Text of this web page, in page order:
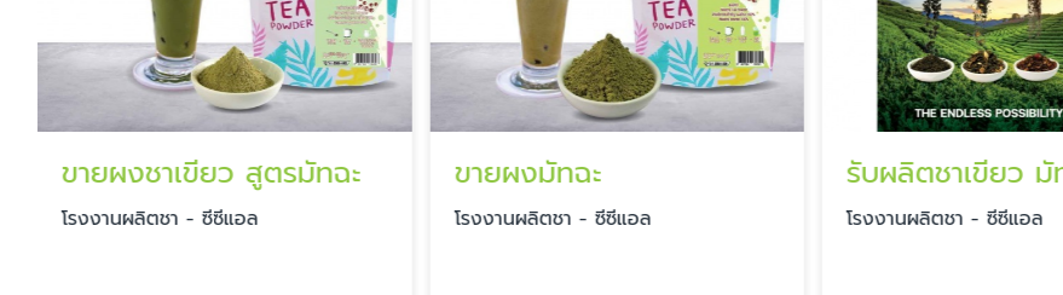
ขายผงชาเขียว สูตรมัทฉะ
โรงงานผลิตชา - ซีซีแอล
ขายผงมัทฉะ
โรงงานผลิตชา - ซีซีแอล โรงงานผลิตชา - ซีซีแอล